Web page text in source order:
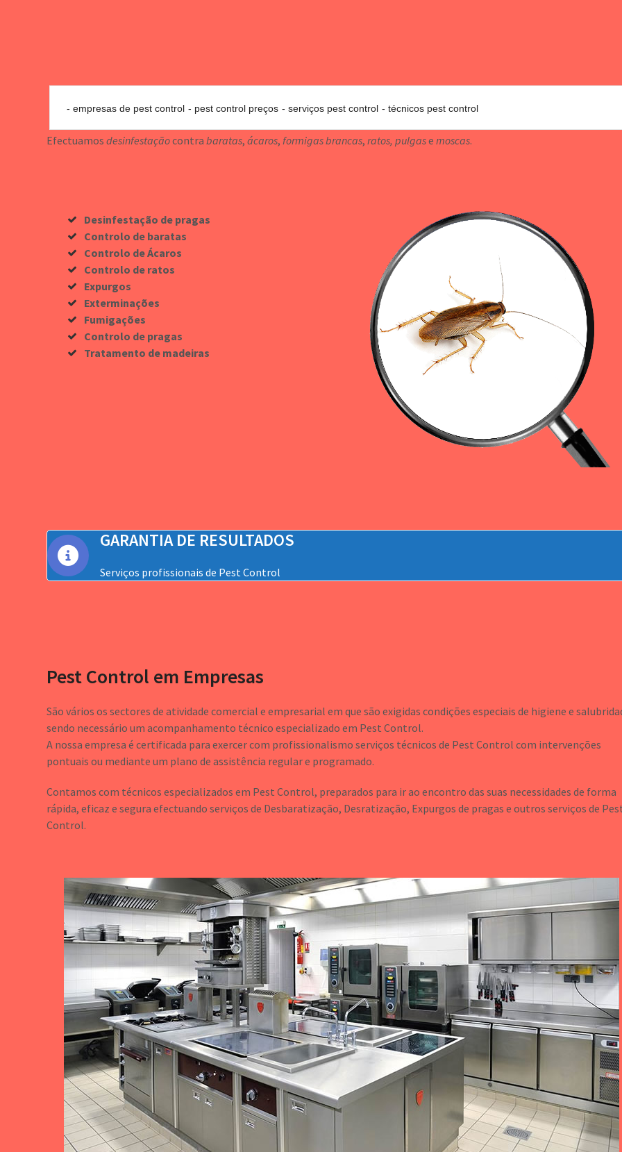
empresas de pest control pest control preços serviços pest control técnicos pest control
Efectuamosdesinfestaçãocontrabaratas,ácaros,formigas brancas,ratos, pulgasemoscas.
Desinfestação de pragas
Controlo de baratas
Controlo de Ácaros
Controlo de ratos
Expurgos
Exterminações
Fumigações
Controlo de pragas
Tratamento de madeiras
GARANTIA DE RESULTADOS
Serviços profissionais de Pest Control
Pest Control em Empresas
São vários os sectores de atividade comercial e empresarial em que são exigidas condições especiais de higiene e
sendo necessário um acompanhamento técnico especializado em Pest Control.
A nossa empresa é certificada para exercer com profissionalismo serviços técnicos de Pest Control com intervenções
pontuais ou mediante um plano de assistência regular e programado.
Contamos com técnicos especializados em Pest Control, preparados para ir ao encontro das suas necessidades de forma
rápida, eficaz e segura efectuando serviços de Desbaratização, Desratização, Expurgos de pragas e outros serviços de
Control.